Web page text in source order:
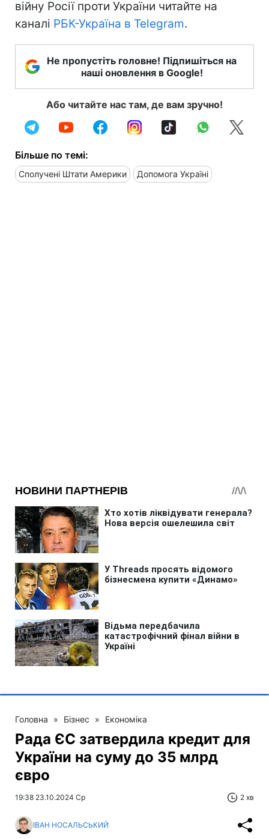
війну Росії проти України читайте на
каналі РБК-Україна в Telegram.
Не пропустіть головне! Підпишіться на
наші оновлення в Google!
Або читайте нас там, де вам зручно!
Більше по темі:
Сполучені Штати Америки Допомога Україні
Головна » Бізнес » Економіка
Рада ЄС затвердила кредит для
України на суму до 35 млрд
євро
19:38 23.10.2024 Ср 2 хв
ІВАН НОСАЛЬСЬКИЙ